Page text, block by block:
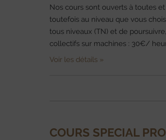
Nos cours sont ouverts à toutes
toutefois au niveau que vous
tous niveaux (TN) et de
collectifs sur machines : 30€/
Voir les détails »
COURS SPECIAL